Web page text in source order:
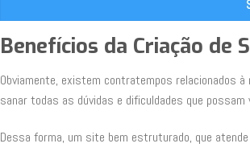
Benefícios da Criação de
Obviamente, existem contratempos relacionados
sanar todas as dúvidas e dificuldades que possam
Dessa forma, um site bem estruturado, que